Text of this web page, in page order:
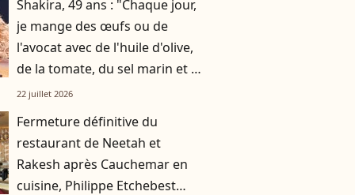
Shakira, 49 ans : "Chaque jour,
je mange des œufs ou de
l'avocat avec de l'huile d'olive,
de la tomate, du sel marin et un
smoothie"
22 juillet 2026
Fermeture définitive du
restaurant de Neetah et
Rakesh après Cauchemar en
cuisine, Philippe Etchebest